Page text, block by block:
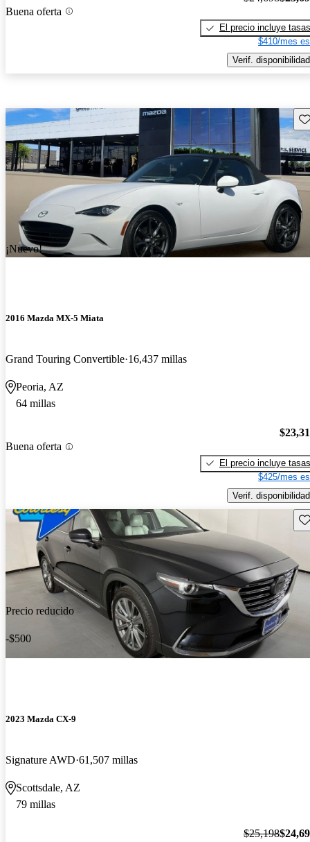
Buena oferta
El precio incluye tasas
$410/mes
Verif. disponibilidad
¡Nuevo!
2016 Mazda MX-5 Miata
Grand Touring Convertible 16,437 millas
Peoria, AZ
64 millas
Buena oferta
El precio incluye tasas
$425/mes
Verif. disponibilidad
Precio reducido
-$500
2023 Mazda CX-9
Signature AWD 61,507 millas
Scottsdale, AZ
79 millas
$25,198